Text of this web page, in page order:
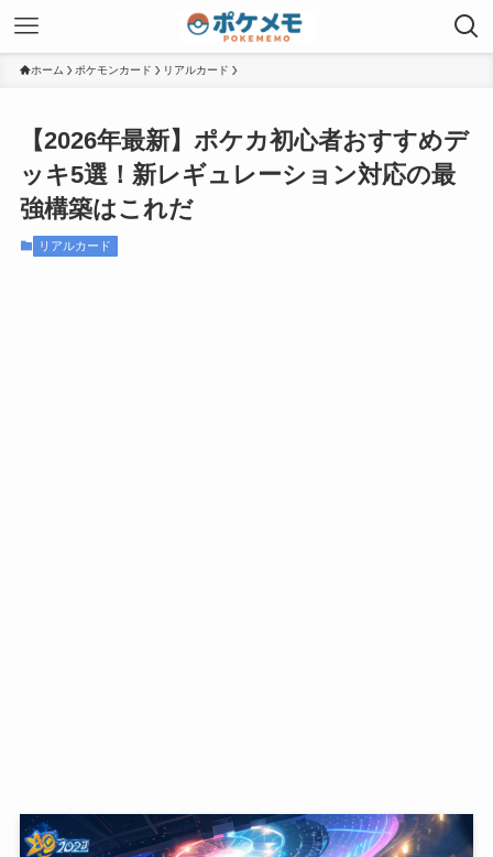
ホーム ポケモンカード リアルカード
【2026年最新】ポケカ初心者おすすめデ
ッキ5選！新レギュレーション対応の最
強構築はこれだ
リアルカード